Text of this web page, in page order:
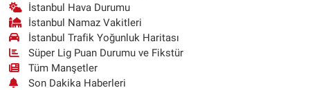
İstanbul Hava Durumu
İstanbul Namaz Vakitleri
İstanbul Trafik Yoğunluk Haritası
Süper Lig Puan Durumu ve Fikstür
Tüm Manşetler
Son Dakika Haberleri